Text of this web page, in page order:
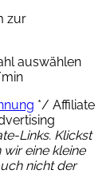
zur
auswählen
*/ Affiliate
Links. Klickst
eine kleine
nicht der